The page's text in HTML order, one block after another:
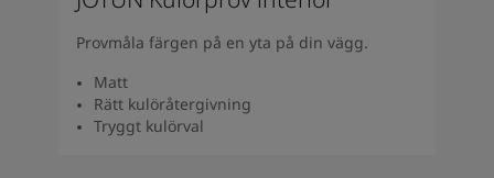
Provmåla färgen på en yta på din vägg.
Matt
Rätt kulöråtergivning
Tryggt kulörval